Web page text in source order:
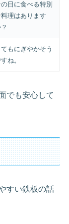
の日に食べる特別
料理はあります
てもにぎやかそう
ね。
でも安心して
すい鉄板の話